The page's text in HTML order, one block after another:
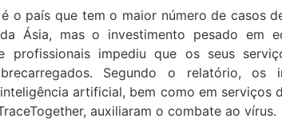
o país que tem o maior número de casos
Ásia, mas o investimento pesado em
profissionais impediu que os seus
Segundo o relatório, os
artificial, bem como em serviços
auxiliaram o combate ao vírus.